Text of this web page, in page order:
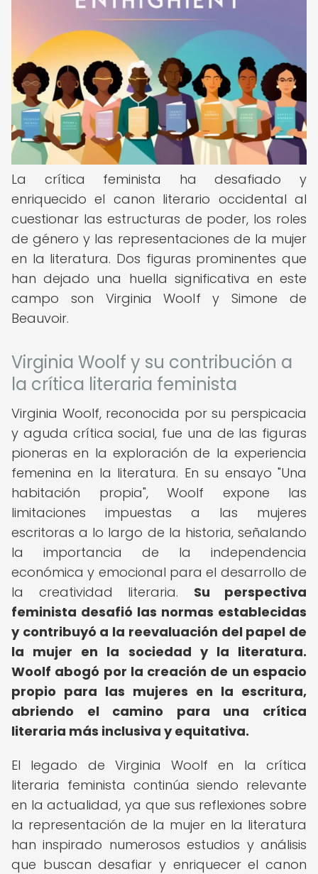
La crítica feminista ha desafiado y
enriquecido el canon literario occidental al
cuestionar las estructuras de poder, los roles
de género y las representaciones de la mujer
en la literatura. Dos figuras prominentes que
han dejado una huella significativa en este
campo son Virginia Woolf y Simone de
Beauvoir.
Virginia Woolf y su contribución a
la crítica literaria feminista
Virginia Woolf, reconocida por su perspicacia
y aguda crítica social, fue una de las figuras
pioneras en la exploración de la experiencia
femenina en la literatura. En su ensayo "Una
habitación propia", Woolf expone las
limitaciones impuestas a las mujeres
escritoras a lo largo de la historia, señalando
la importancia de la independencia
económica y emocional para el desarrollo de
la creatividad literaria. Su perspectiva
feminista desafió las normas establecidas
y contribuyó a la reevaluación del papel de
la mujer en la sociedad y la literatura.
Woolf abogó por la creación de un espacio
propio para las mujeres en la escritura,
abriendo el camino para una crítica
literaria más inclusiva y equitativa.
El legado de Virginia Woolf en la crítica
literaria feminista continúa siendo relevante
en la actualidad, ya que sus reflexiones sobre
la representación de la mujer en la literatura
han inspirado numerosos estudios y análisis
que buscan desafiar y enriquecer el canon